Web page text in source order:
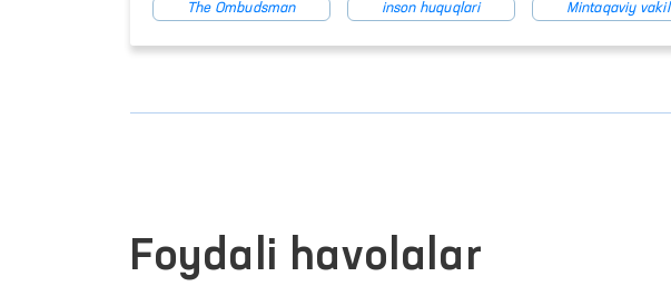
The Ombudsman inson huquqlari Mintaqaviy vakil
Foydali havolalar